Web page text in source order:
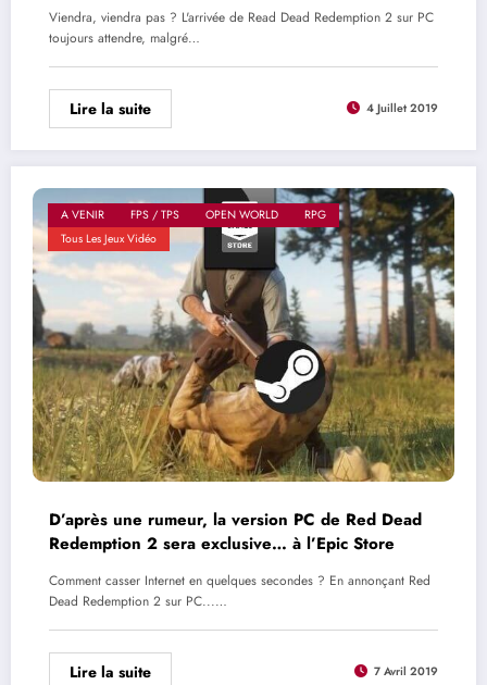
Viendra, viendra pas ? L'arrivée de Read Dead Redemption 2 sur PC
toujours attendre, malgré…
Lire la suite 4 Juillet 2019
A VENIR FPS / TPS OPEN WORLD
RPG
Tous Les Jeux Vidéo
D’après une rumeur, la version PC de Red Dead
Redemption 2 sera exclusive… à l’Epic Store
Comment casser Internet en quelques secondes ? En annonçant Red
Dead Redemption 2 sur PC...…
Lire la suite 7 Avril 2019